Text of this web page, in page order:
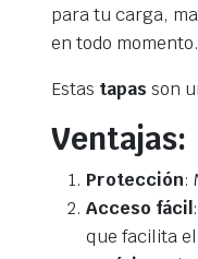
para tu carga,
en todo
Estas tapas son
Ventajas:
Protección:
Acceso fácil
que facilita